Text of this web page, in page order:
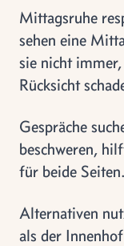
Mittagsruhe
sehen eine
sie nicht
Rücksicht
Gespräche
beschweren,
für beide Seiten.
Alternativen
als der